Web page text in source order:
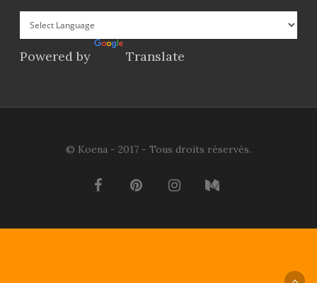
Powered by Translate
© Koena - 2017 - Tous droits réservés.